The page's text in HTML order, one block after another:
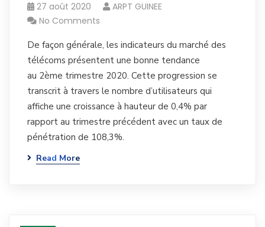
27 août 2020
ARPT GUINEE
No Comments
De façon générale, les indicateurs du marché des
télécoms présentent une bonne tendance
au 2ème trimestre 2020. Cette progression se
transcrit à travers le nombre d’utilisateurs qui
affiche une croissance à hauteur de 0,4% par
rapport au trimestre précédent avec un taux de
pénétration de 108,3%.
Read More